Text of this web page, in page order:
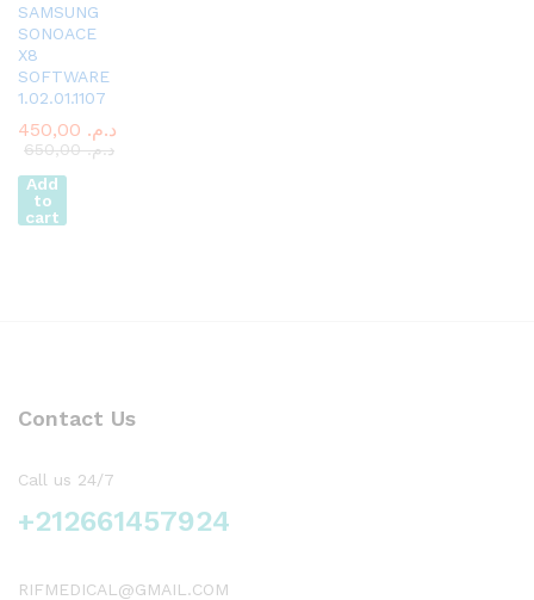
SAMSUNG
SONOACE
X8
SOFTWARE
1.02.01.1107
د.م.
د.م.650,00
Add
to
cart
Contact Us
Call us 24/7
+212661457924
RIFMEDICAL@GMAIL.COM